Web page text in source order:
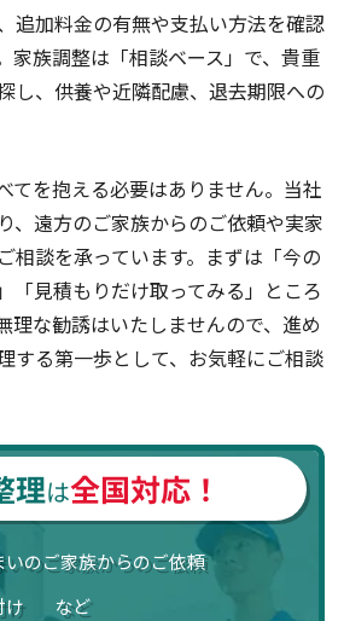
追加料金の有無や支払い方法を確認
家族調整は「相談ベース」で、貴重
し、供養や近隣配慮、退去期限への
てを抱える必要はありません。当社
、遠方のご家族からのご依頼や実家
相談を承っています。まずは「今の
「見積もりだけ取ってみる」ところ
理な勧誘はいたしませんので、進め
する第一歩として、お気軽にご相談
理は全国対応！
のご家族からのご依頼
け
など